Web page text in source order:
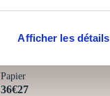
Afficher les détails
Papier
36€27